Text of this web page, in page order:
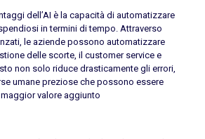
dell’AI è la capacità di automatizzare
in termini di tempo. Attraverso
le aziende possono automatizzare
delle scorte, il customer service e
non solo riduce drasticamente gli errori,
umane preziose che possono essere
valore aggiunto